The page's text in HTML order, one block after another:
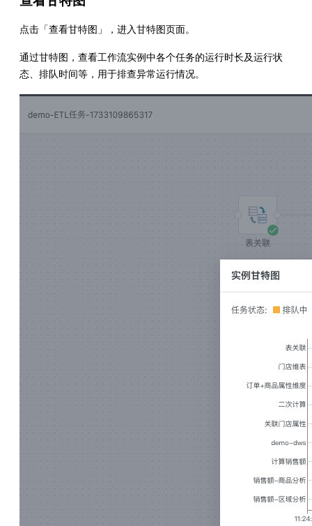
点击「查看甘特图」，进入甘特图页面。
通过甘特图，查看工作流实例中各个任务的运行时长及运行状
态、排队时间等，用于排查异常运行情况。